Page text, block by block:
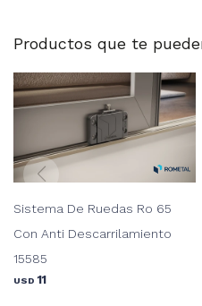
Productos que te
Sistema De Ruedas Ro 65
Con Anti Descarrilamiento
15585
USD 11